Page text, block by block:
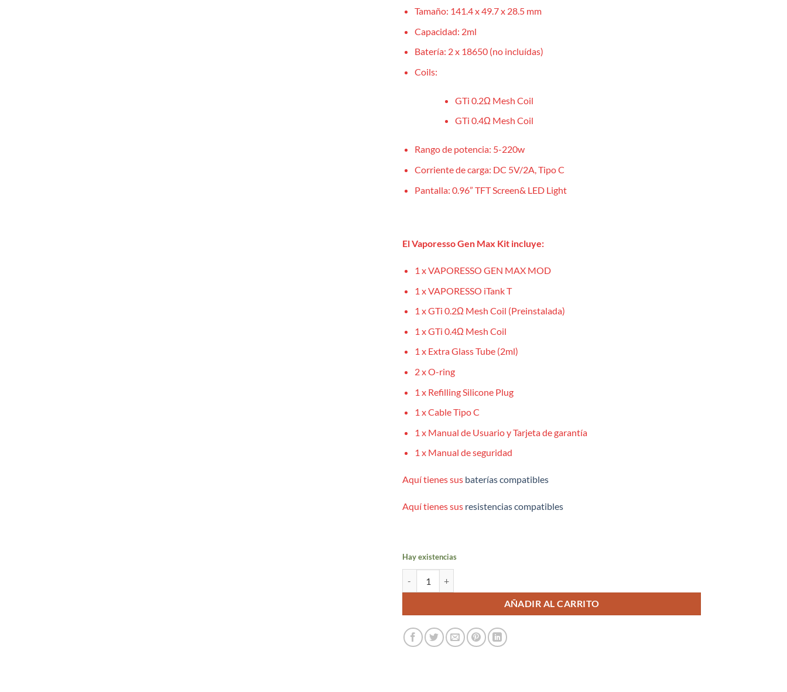
Tamaño: 141.4 x 49.7 x 28.5 mm
Capacidad: 2ml
Batería: 2 x 18650 (no incluídas)
Coils:
GTi 0.2Ω Mesh Coil
GTi 0.4Ω Mesh Coil
Rango de potencia: 5-220w
Corriente de carga: DC 5V/2A, Tipo C
Pantalla: 0.96” TFT Screen& LED Light
El Vaporesso Gen Max Kit incluye:
1 x VAPORESSO GEN MAX MOD
1 x VAPORESSO iTank T
1 x GTi 0.2Ω Mesh Coil (Preinstalada)
1 x GTi 0.4Ω Mesh Coil
1 x Extra Glass Tube (2ml)
2 x O-ring
1 x Refilling Silicone Plug
1 x Cable Tipo C
1 x Manual de Usuario y Tarjeta de garantía
1 x Manual de seguridad
Aquí tienes sus baterías compatibles
Aquí tienes sus resistencias compatibles
Hay existencias
AÑADIR AL CARRITO